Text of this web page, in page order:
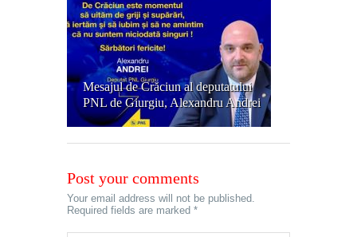
Mesajul de Crăciun al deputatului
PNL de Giurgiu, Alexandru Andrei
Post your comments
Your email address will not be published.
Required fields are marked *